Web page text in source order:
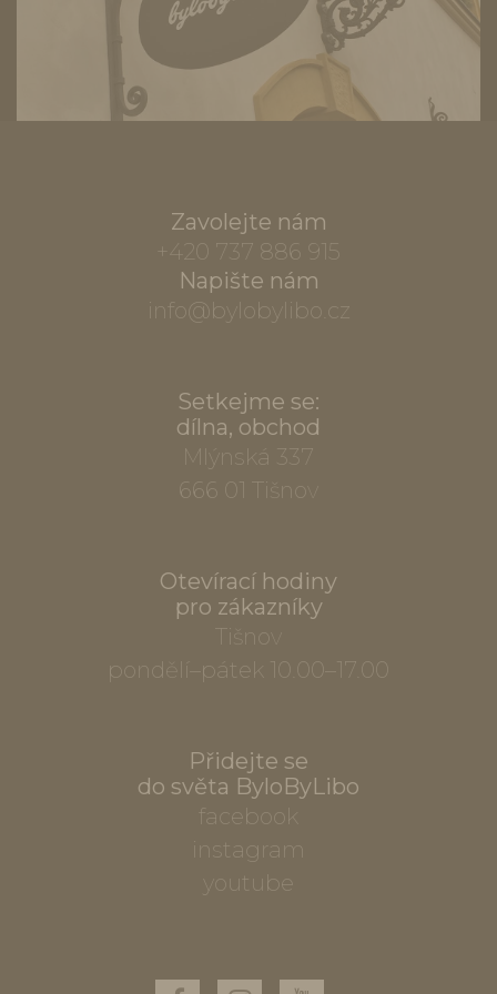
Zavolejte nám
+420 737 886 915
Napište nám
info@bylobylibo.cz
Setkejme se:
dílna, obchod
Mlýnská 337
666 01 Tišnov
Otevírací hodiny
pro zákazníky
Tišnov
pondělí–pátek 10.00–17.00
Přidejte se
do světa ByloByLibo
facebook
instagram
youtube